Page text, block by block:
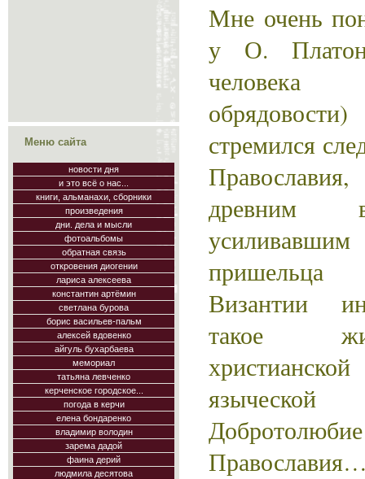
Меню сайта
новости дня
и это всё о нас...
книги, альманахи, сборники
произведения
дни. дела и мысли
фотоальбомы
обратная связь
откровения диогении
лариса алексеева
константин артёмин
светлана бурова
борис васильев-пальм
алексей вдовенко
айгуль бухарбаева
мемориал
татьяна левченко
керченское городское...
погода в керчи
елена бондаренко
владимир володин
зарема дадой
фаина дерий
людмила десятова
Мне очень
у О.
человека
стремился
древним
пришельца
Византии
такое